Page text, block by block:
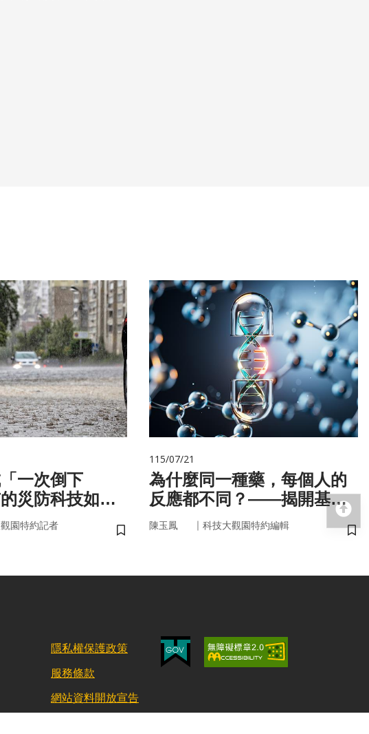
一次倒下
災防科技如何
園特約記者
儲存書籤
115/07/21
為什麼同一種藥，每個人的
反應都不同？——揭開基因
的用藥密碼
陳玉鳳 ｜ 科技大觀園特約編輯
儲
隱私權保護政策
服務條款
網站資料開放宣告
回